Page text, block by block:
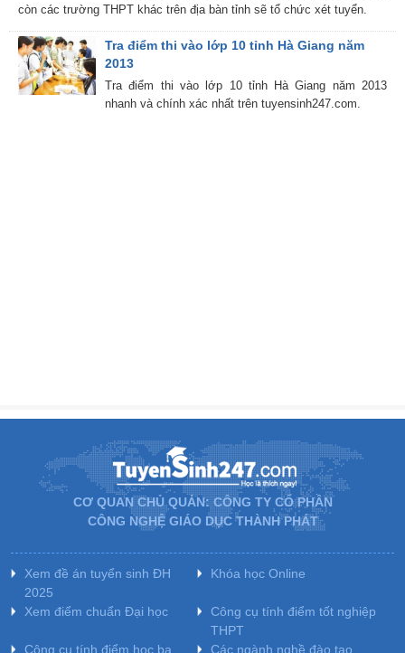
còn các trường THPT khác trên địa bàn tỉnh sẽ tổ chức xét tuyển.
Tra điểm thi vào lớp 10 tỉnh Hà Giang năm
2013
Tra điểm thi vào lớp 10 tỉnh Hà Giang năm 2013
nhanh và chính xác nhất trên tuyensinh247.com.
CƠ QUAN CHỦ QUẢN: CÔNG TY CỔ PHẦN
CÔNG NGHỆ GIÁO DỤC THÀNH PHÁT
Xem đề án tuyển sinh ĐH
2025
Khóa học Online
Xem điểm chuẩn Đại học
Công cụ tính điểm tốt nghiệp
THPT
Công cụ tính điểm học bạ
Các ngành nghề đào tạo